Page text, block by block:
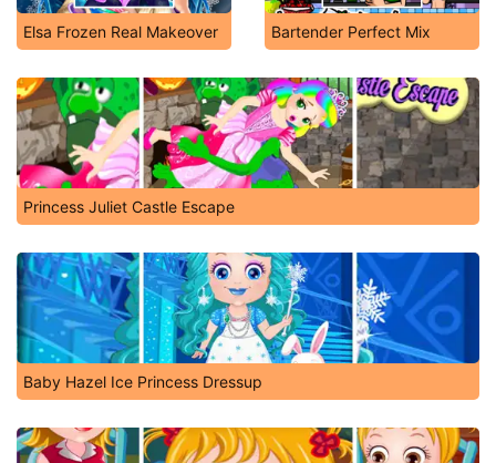
Elsa Frozen Real Makeover Bartender Perfect Mix
Princess Juliet Castle Escape
Baby Hazel Ice Princess Dressup